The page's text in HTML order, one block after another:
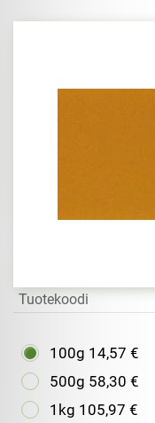
Tuotekoodi
100g 14,57 €
500g 58,30 €
1kg 105,97 €